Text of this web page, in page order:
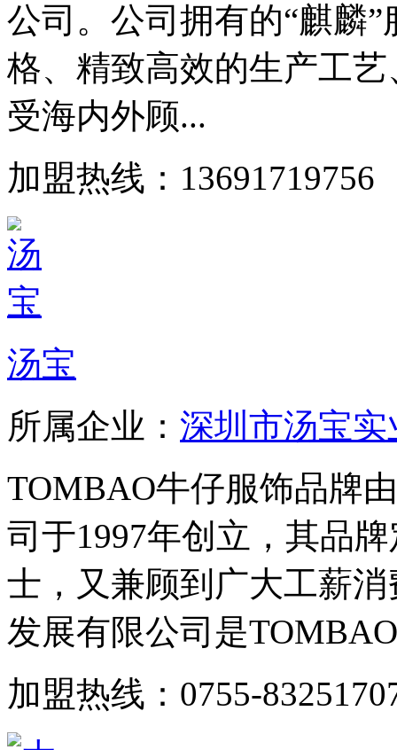
公司。公司拥有的“麒麟
格、精致高效的生产工
受海内外顾...
加盟热线：13691719756
汤宝
所属企业： 深圳市汤宝
TOMBAO牛仔服饰品牌
司于1997年创立，其品
士，又兼顾到广大工薪
发展有限公司是
加盟热线：0755-